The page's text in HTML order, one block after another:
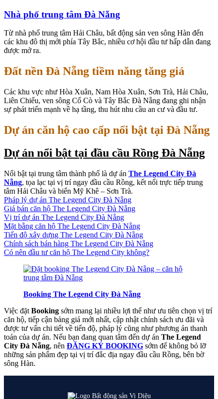
Nhà phố trung tâm Đà Nẵng
Từ nhà phố trung tâm Hải Châu, bất động sản ven sông Hàn đến
các khu đô thị mới phía Tây Bắc, nhiều cơ hội đầu tư hấp dẫn đang
được mở ra.
Đất nền Đà Nẵng tiềm năng tăng giá
Các khu vực như Hòa Xuân, Nam Hòa Xuân, Sơn Trà, Hải Châu,
Liên Chiểu, ven sông Cổ Cò và Tây Bắc Đà Nẵng đang ghi nhận
sự phát triển mạnh về hạ tầng, thu hút nhu cầu an cư và đầu tư.
Dự án căn hộ cao cấp nổi bật tại Đà Nẵng
Dự án nổi bật tại đầu cầu Rồng Đà Nẵng
Nổi bật tại trung tâm thành phố là dự án The Legend City Đà
Nẵng, tọa lạc tại vị trí ngay đầu cầu Rồng, kết nối trực tiếp trung
tâm Hải Châu và biển Mỹ Khê – Sơn Trà.
Pháp lý dự án The Legend City Đà Nẵng
Giá bán căn hộ The Legend City Đà Nẵng
Vị trí dự án The Legend City Đà Nẵng
Mặt bằng căn hộ The Legend City Đà Nẵng
Tiến độ xây dựng The Legend City Đà Nẵng
Chính sách bán hàng The Legend City Đà Nẵng
Có nên đầu tư căn hộ The Legend City không?
Booking The Legend City Đà Nẵng
Việc đặt Booking sớm mang lại nhiều lợi thế như ưu tiên chọn vị trí
căn hộ, tiếp cận bảng giá mới nhất, cập nhật chính sách ưu đãi và
được tư vấn chi tiết về tiến độ, pháp lý cũng như phương án thanh
toán của dự án. Nếu bạn đang quan tâm đến dự án The Legend
City Đà Nẵng, nên ĐĂNG KÝ BOOKING sớm để không bỏ lỡ
những sản phẩm đẹp tại vị trí đắc địa ngay đầu cầu Rồng, bên bờ
sông Hàn.